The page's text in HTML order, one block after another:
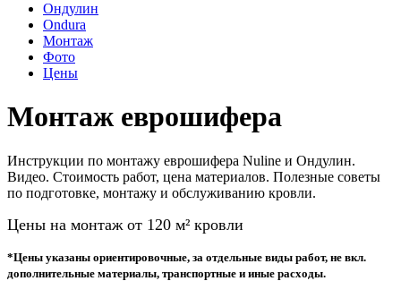
Ондулин
Ondura
Монтаж
Фото
Цены
Монтаж еврошифера
Инструкции по монтажу еврошифера Nuline и Ондулин.
Видео. Стоимость работ, цена материалов. Полезные советы
по подготовке, монтажу и обслуживанию кровли.
Цены на монтаж от 120 м² кровли
*Цены указаны ориентировочные, за отдельные виды работ, не вкл.
дополнительные материалы, транспортные и иные расходы.